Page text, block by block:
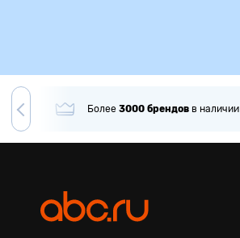
3000 брендов в наличии 30 дней